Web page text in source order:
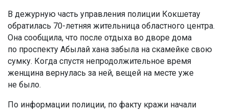
В дежурную часть управления полиции Кокшетау
обратилась 70-летняя жительница областного центра.
Она сообщила, что после отдыха во дворе дома
по проспекту Абылай хана забыла на скамейке свою
сумку. Когда спустя непродолжительное время
женщина вернулась за ней, вещей на месте уже
не было.
По информации полиции, по факту кражи начали